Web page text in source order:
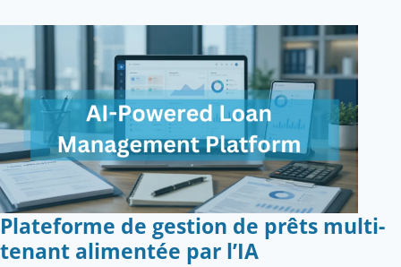
Plateforme de gestion de prêts multi-
tenant alimentée par l’IA